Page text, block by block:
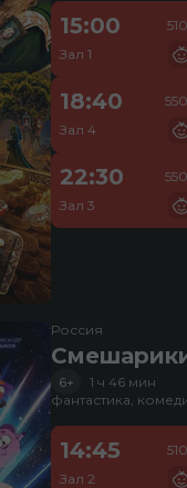
15:00
Зал 1
18:40
Зал 4
22:30
Зал 3
Россия
6+
1 ч 46 мин
фантастика,
14:45
Зал 2